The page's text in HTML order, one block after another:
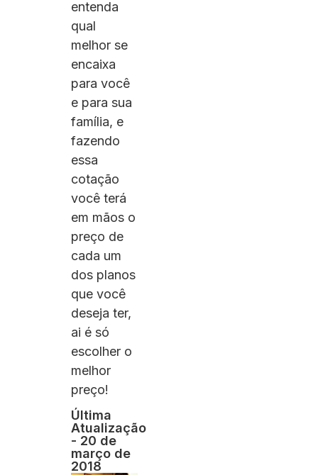
entenda
qual
melhor se
encaixa
para você
e para sua
família, e
fazendo
essa
cotação
você terá
em mãos o
preço de
cada um
dos planos
que você
deseja ter,
ai é só
escolher o
melhor
preço!
Última
Atualização
- 20 de
março de
2018